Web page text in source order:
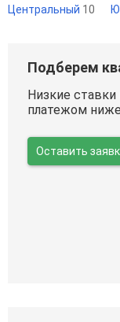
Центральный 10
Подберем
Низкие
платежом
Оставить